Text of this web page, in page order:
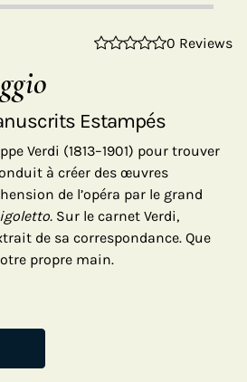
0 Reviews
Estampés
Verdi (1813–1901) pour trouver
à créer des œuvres
de l’opéra par le grand
Sur le carnet Verdi,
de sa correspondance. Que
propre main.